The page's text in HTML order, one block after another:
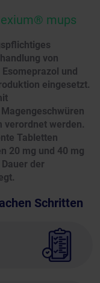
mups
von
und
eingesetzt.
verordnet werden.
Tabletten
20 mg und 40 mg
der
Schritten